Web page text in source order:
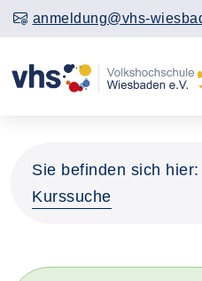
anmeldung@vhs-
Sie befinden sich hier:
Kurssuche